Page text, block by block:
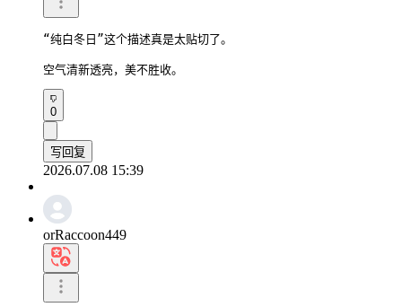
“纯白冬日”这个描述真是太贴切了。
空气清新透亮，美不胜收。
0
写回复
2026.07.08 15:39
orRaccoon449